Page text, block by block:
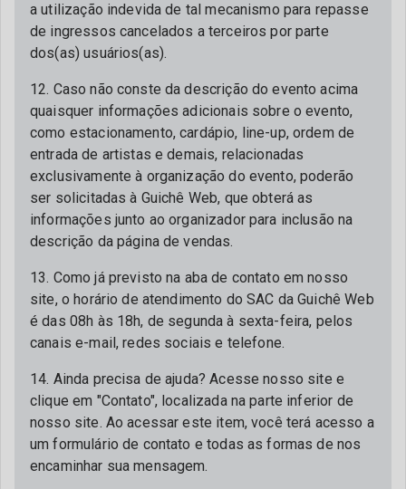
a utilização indevida de tal mecanismo para repasse
de ingressos cancelados a terceiros por parte
dos(as) usuários(as).
12. Caso não conste da descrição do evento acima
quaisquer informações adicionais sobre o evento,
como estacionamento, cardápio, line-up, ordem de
entrada de artistas e demais, relacionadas
exclusivamente à organização do evento, poderão
ser solicitadas à Guichê Web, que obterá as
informações junto ao organizador para inclusão na
descrição da página de vendas.
13. Como já previsto na aba de contato em nosso
site, o horário de atendimento do SAC da Guichê Web
é das 08h às 18h, de segunda à sexta-feira, pelos
canais e-mail, redes sociais e telefone.
14. Ainda precisa de ajuda? Acesse nosso site e
clique em "Contato", localizada na parte inferior de
nosso site. Ao acessar este item, você terá acesso a
um formulário de contato e todas as formas de nos
encaminhar sua mensagem.